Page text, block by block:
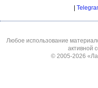
|
Любое использование
активной
© 2005-2026